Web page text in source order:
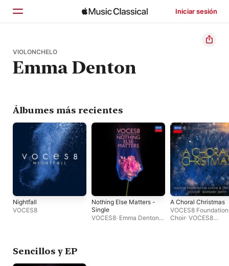
Iniciar sesión
Inicio
Explorar
VIOLONCHELO
Emma Denton
Álbumes más recientes
Nightfall
VOCES8
Nothing Else Matters -
Single
VOCES8· Emma Denton·
A Choral Christmas
VOCES8 Foundation
Choir· VOCES8
Sencillos y EP